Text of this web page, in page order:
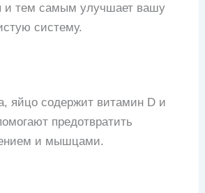
и тем самым улучшает вашу
систему.
яйцо содержит витамин D и
предотвратить
и мышцами.